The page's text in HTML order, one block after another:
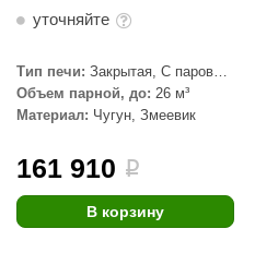
уточняйте
Тип печи: Закрытая, С паровой
пушкой
Объем парной, до: 26 м³
Материал: Чугун, Змеевик
161 910 i
В корзину